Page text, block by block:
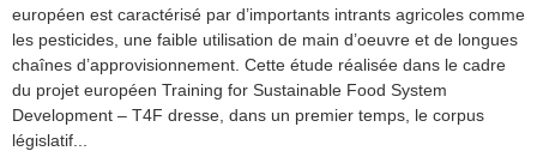
européen est caractérisé par d’importants intrants agricoles comme
les pesticides, une faible utilisation de main d’oeuvre et de longues
chaînes d’approvisionnement. Cette étude réalisée dans le cadre
du projet européen Training for Sustainable Food System
Development – T4F dresse, dans un premier temps, le corpus
législatif...